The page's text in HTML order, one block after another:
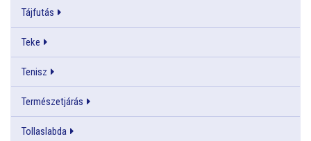
Tájfutás
Teke
Tenisz
Természetjárás
Tollaslabda